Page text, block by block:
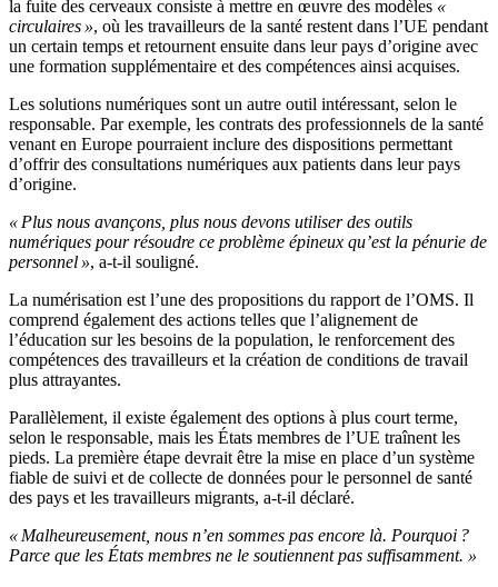
la fuite des cerveaux consiste à mettre en œuvre des modèles «
circulaires », où les travailleurs de la santé restent dans l’UE pendant
un certain temps et retournent ensuite dans leur pays d’origine avec
une formation supplémentaire et des compétences ainsi acquises.
Les solutions numériques sont un autre outil intéressant, selon le
responsable. Par exemple, les contrats des professionnels de la santé
venant en Europe pourraient inclure des dispositions permettant
d’offrir des consultations numériques aux patients dans leur pays
d’origine.
« Plus nous avançons, plus nous devons utiliser des outils
numériques pour résoudre ce problème épineux qu’est la pénurie de
personnel », a-t-il souligné.
La numérisation est l’une des propositions du rapport de l’OMS. Il
comprend également des actions telles que l’alignement de
l’éducation sur les besoins de la population, le renforcement des
compétences des travailleurs et la création de conditions de travail
plus attrayantes.
Parallèlement, il existe également des options à plus court terme,
selon le responsable, mais les États membres de l’UE traînent les
pieds. La première étape devrait être la mise en place d’un système
fiable de suivi et de collecte de données pour le personnel de santé
des pays et les travailleurs migrants, a-t-il déclaré.
« Malheureusement, nous n’en sommes pas encore là. Pourquoi ?
Parce que les États membres ne le soutiennent pas suffisamment. »